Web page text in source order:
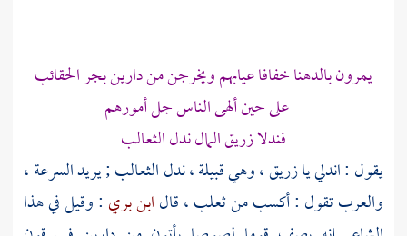
يمرون بالدهنا خفافا عيابهم ويخرجن من دارين بجر الحقائب
على حين ألهى الناس جل أمورهم
فندلا زريق المال ندل الثعالب
يقول : اندلي يا زريق ، وهي قبيلة ، ندل الثعالب ; يريد السرعة ،
والعرب تقول : أكسب من ثعلب ، قالابن بري : وقيل في هذا